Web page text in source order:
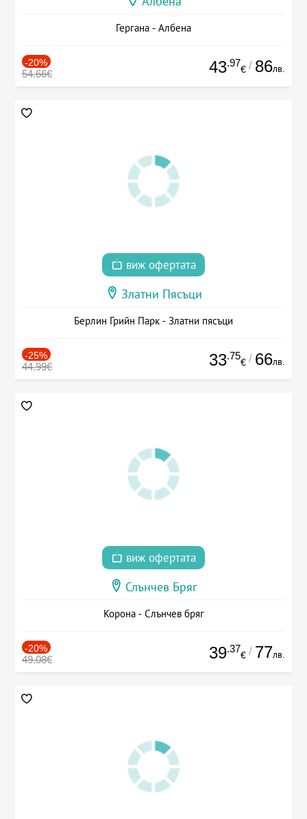
Гергана - Албена
-20%
54.66€ 43.97
€ / 86лв.
виж офертата
Златни Пясъци
Берлин Грийн Парк - Златни пясъци
-25%
44.99€ 33.75
€ / 66лв.
виж офертата
Слънчев Бряг
Корона - Слънчев бряг
-20%
49.08€ 39.37
€ / 77лв.